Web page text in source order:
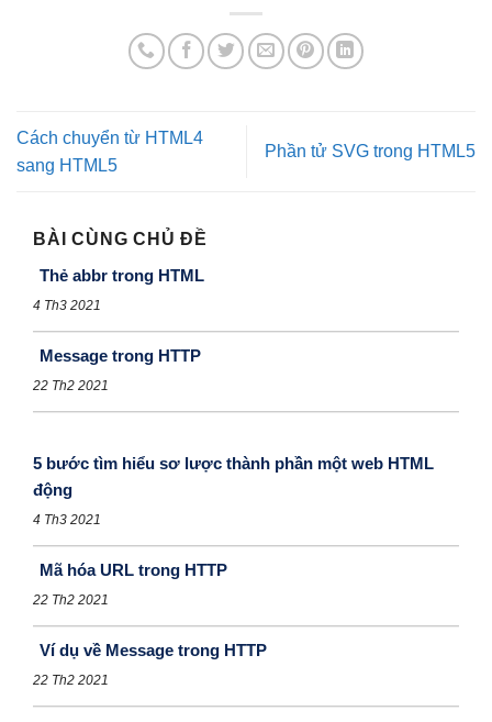
Cách chuyển từ HTML4
sang HTML5
Phần tử SVG trong HTML5
BÀI CÙNG CHỦ ĐỀ
Thẻ abbr trong HTML
4 Th3 2021
Message trong HTTP
22 Th2 2021
5 bước tìm hiểu sơ lược thành phần một web HTML
động
4 Th3 2021
Mã hóa URL trong HTTP
22 Th2 2021
Ví dụ về Message trong HTTP
22 Th2 2021